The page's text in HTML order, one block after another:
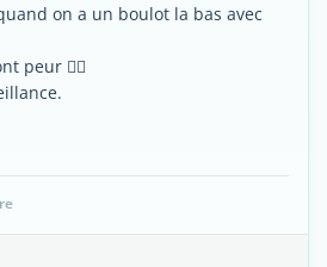
on a un boulot la bas avec
peur 😵‍💫